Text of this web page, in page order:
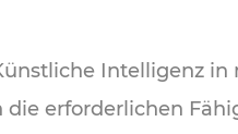
Intelligenz in
erforderlichen